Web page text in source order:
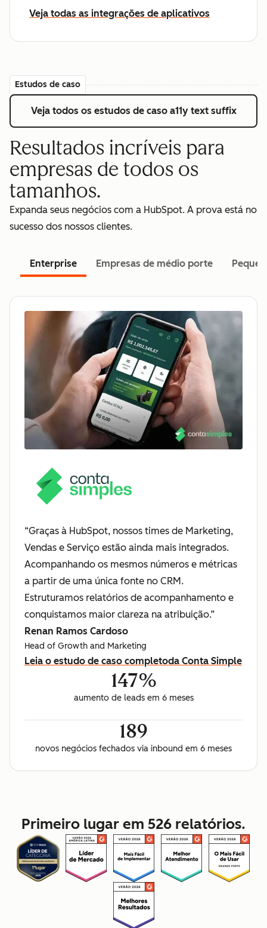
Veja todas as integrações de aplicativos
Estudos de caso
Veja todos os estudos de caso a11y text suffix
Resultados incríveis para
empresas de todos os
tamanhos.
Expanda seus negócios com a HubSpot. A prova está no
sucesso dos nossos clientes.
Enterprise Empresas de médio porte
“Graças à HubSpot, nossos times de Marketing,
Vendas e Serviço estão ainda mais integrados.
Acompanhando os mesmos números e métricas
a partir de uma única fonte no CRM.
Estruturamos relatórios de acompanhamento e
conquistamos maior clareza na atribuição.”
Renan Ramos Cardoso
Head of Growth and Marketing
Leia o estudo de caso completoda Conta Simple
147%
aumento de leads em 6 meses
189
novos negócios fechados via inbound em 6 meses
Primeiro lugar em 526 relatórios.